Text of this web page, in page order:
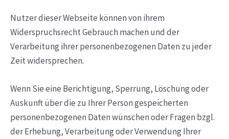
Nutzer dieser Webseite können von ihrem
Widerspruchsrecht Gebrauch machen und der
Verarbeitung ihrer personenbezogenen Daten zu jeder
Zeit widersprechen.
Wenn Sie eine Berichtigung, Sperrung, Löschung oder
Auskunft über die zu Ihrer Person gespeicherten
personenbezogenen Daten wünschen oder Fragen bzgl.
der Erhebung, Verarbeitung oder Verwendung Ihrer